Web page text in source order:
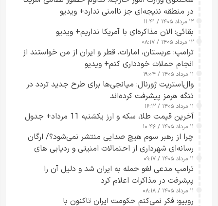
در منطقه نتیجه‌ای جز ناامنی ندارد+ ویدیو
۱۲ مرداد ۱۴۰۵ / ۱۱:۴۱
بقائی: الان مذاکره‌ای با آمریکا نداریم+ ویدیو
۱۲ مرداد ۱۴۰۵ / ۰۸:۱۷
ترامپ: عربستان، امارات، قطر و ایران از من خواستند از
انجام حملات خودداری کنم+ ویدیو
۱۱ مرداد ۱۴۰۵ / ۱۹:۰۴
وال‌استریت ژورنال: میانجی‌ها برای طرح جدید تردد در
تنگه هرمز پیشرفت کرده‌اند
۱۱ مرداد ۱۴۰۵ / ۱۶:۱۲
آخرین قیمت طلا، سکه و ارز یکشنبه 11 مرداد+ جدول
۱۱ مرداد ۱۴۰۵ / ۱۰:۴۶
چرا از رهبر سوم هیچ صدایی منتشر نمی‌شود؟/ ارگان
رسانه‌ای شهرداری از احتمالات امنیتی و ردیابی های
جاسوسی گفت
۱۱ مرداد ۱۴۰۵ / ۰۹:۱۷
ترامپ مدعی لغو حمله به ایران شد و دلیل آن را
پیشرفت در مذاکرات اعلام کرد
۱۱ مرداد ۱۴۰۵ / ۰۸:۱۸
روبیو: فکر نمی‌کنم حکومت ایران تاکنون با